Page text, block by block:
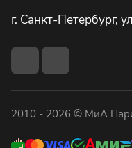
г. Санкт-Петербург,
2010 - 2026 © МиА